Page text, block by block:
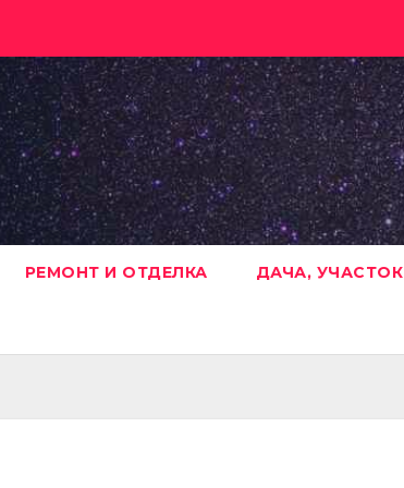
РЕМОНТ И ОТДЕЛКА ДАЧА, УЧАСТОК